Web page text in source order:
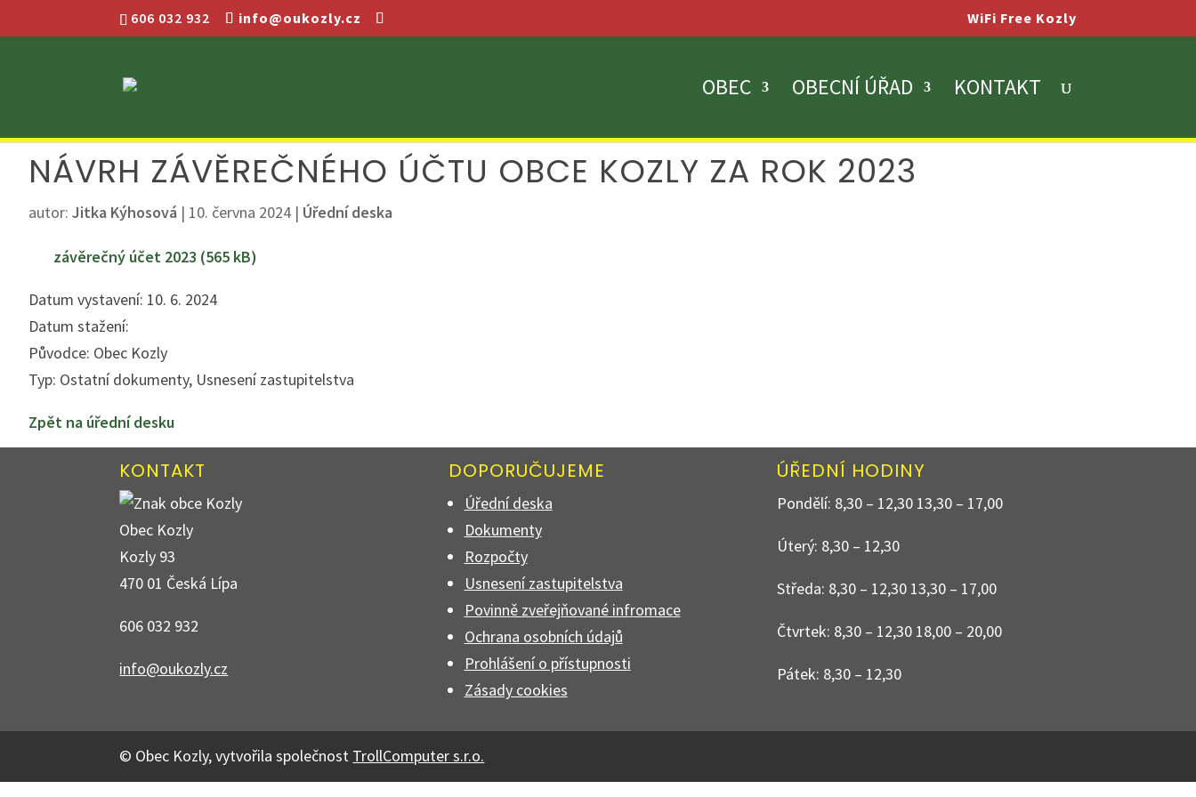
606 032 932 info@oukozly.cz WiFi Free Kozly
OBEC OBECNÍ ÚŘAD KONTAKT
NÁVRH ZÁVĚREČNÉHO ÚČTU OBCE KOZLY ZA ROK 2023
autor: Jitka Kýhosová | 10. června 2024 | Úřední deska
závěrečný účet 2023
Datum vystavení: 10. 6. 2024
Datum stažení:
Původce: Obec Kozly
Typ: Ostatní dokumenty, Usnesení zastupitelstva
Zpět na úřední desku
KONTAKT
Obec Kozly
Kozly 93
470 01 Česká Lípa
606 032 932
info@oukozly.cz
DOPORUČUJEME
Úřední deska
Dokumenty
Rozpočty
Usnesení zastupitelstva
Povinně zveřejňované infromace
Ochrana osobních údajů
Prohlášení o přístupnosti
Zásady cookies
ÚŘEDNÍ HODINY
Pondělí: 8,30 – 12,30 13,30 – 17,00
Úterý: 8,30 – 12,30
Středa: 8,30 – 12,30 13,30 – 17,00
Čtvrtek: 8,30 – 12,30 18,00 – 20,00
Pátek: 8,30 – 12,30
© Obec Kozly, vytvořila společnost TrollComputer s.r.o.